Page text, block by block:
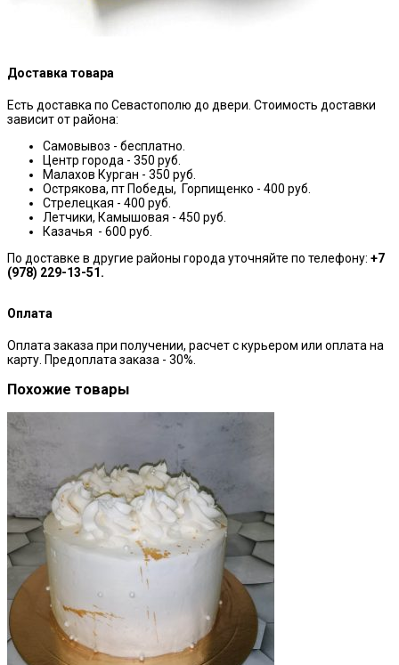
Доставка товара
Есть доставка по Севастополю до двери. Стоимость доставки
зависит от района:
Самовывоз - бесплатно.
Центр города - 350 руб.
Малахов Курган - 350 руб.
Острякова, пт Победы, Горпищенко - 400 руб.
Стрелецкая - 400 руб.
Летчики, Камышовая - 450 руб.
Казачья - 600 руб.
По доставке в другие районы города уточняйте по телефону: +7
(978) 229-13-51.
Оплата
Оплата заказа при получении, расчет с курьером или оплата на
карту. Предоплата заказа - 30%.
Похожие товары